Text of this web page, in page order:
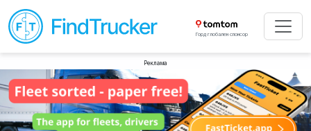
Горд глобален спонсор
Реклама